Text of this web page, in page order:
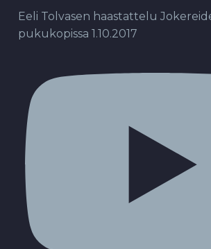
Eeli Tolvasen haastattelu
pukukopissa 1.10.2017